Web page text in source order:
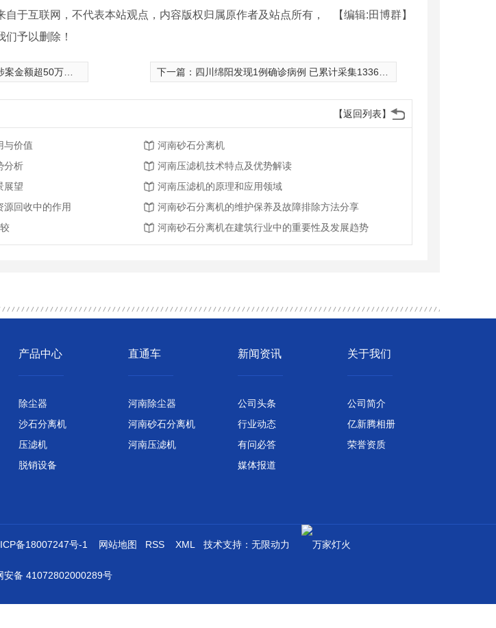
【编辑:田博群】
于互联网，不代表本站观点，内容版权归属原作者及站点所有，
予以删除！
额超50万欧元 下一篇： 四川绵阳发现1例确诊病例 已累计采集13367人核酸样本
【返回列表】
与价值
河南砂石分离机
分析
河南压滤机技术特点及优势解读
展望
河南压滤机的原理和应用领域
源回收中的作用
河南砂石分离机的维护保养及故障排除方法分享
河南砂石分离机在建筑行业中的重要性及发展趋势
产品中心
除尘器
沙石分离机
压滤机
脱销设备
直通车
河南除尘器
河南砂石分离机
河南压滤机
新闻资讯
公司头条
行业动态
有问必答
媒体报道
关于我们
公司简介
亿新腾相册
荣誉资质
备18007247号-1 网站地图 RSS XML 技术支持： 无限动力
安备 41072802000289号